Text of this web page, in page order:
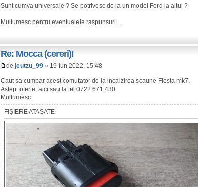
Sunt cumva universale ? Se potrivesc de la un model Ford la altul ?
Multumesc pentru eventualele raspunsuri ...
Re: Mocca (cereri)!
dejeutzu_99 » 19 Iun 2022, 15:48
Caut sa cumpar acest comutator de la incalzirea scaune Fiesta mk7.
Astept oferte, aici sau la tel 0722.671.430
Multumesc.
FIŞIERE ATAŞATE